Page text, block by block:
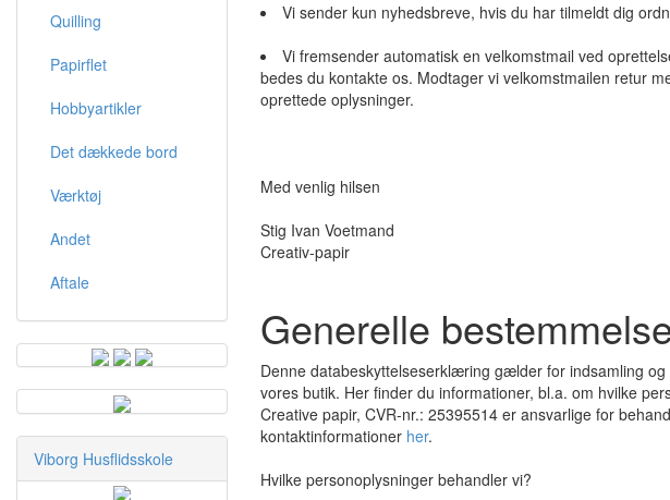
Vi sender kun nyhedsbreve, hvis du har tilmeldt dig
Vi fremsender automatisk en velkomstmail ved
bedes du kontakte os. Modtager vi velkomstmailen retur
oprettede oplysninger.
Med venlig hilsen
Stig Ivan Voetmand
Creativ-papir
Generelle
Denne databeskyttelseserklæring gælder for indsamling
vores butik. Her finder du informationer, bl.a. om hvilke
Creative papir, CVR-nr.: 25395514 er ansvarlige for
kontaktinformationer her.
Hvilke personoplysninger behandler vi?
Quilling
Papirflet
Hobbyartikler
Det dækkede bord
Værktøj
Andet
Aftale
Viborg Husflidsskole